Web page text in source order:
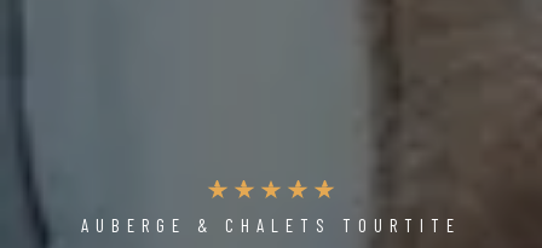
AUBERGE & CHALETS TOURTITE